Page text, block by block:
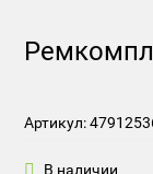
Артикул:
В наличии